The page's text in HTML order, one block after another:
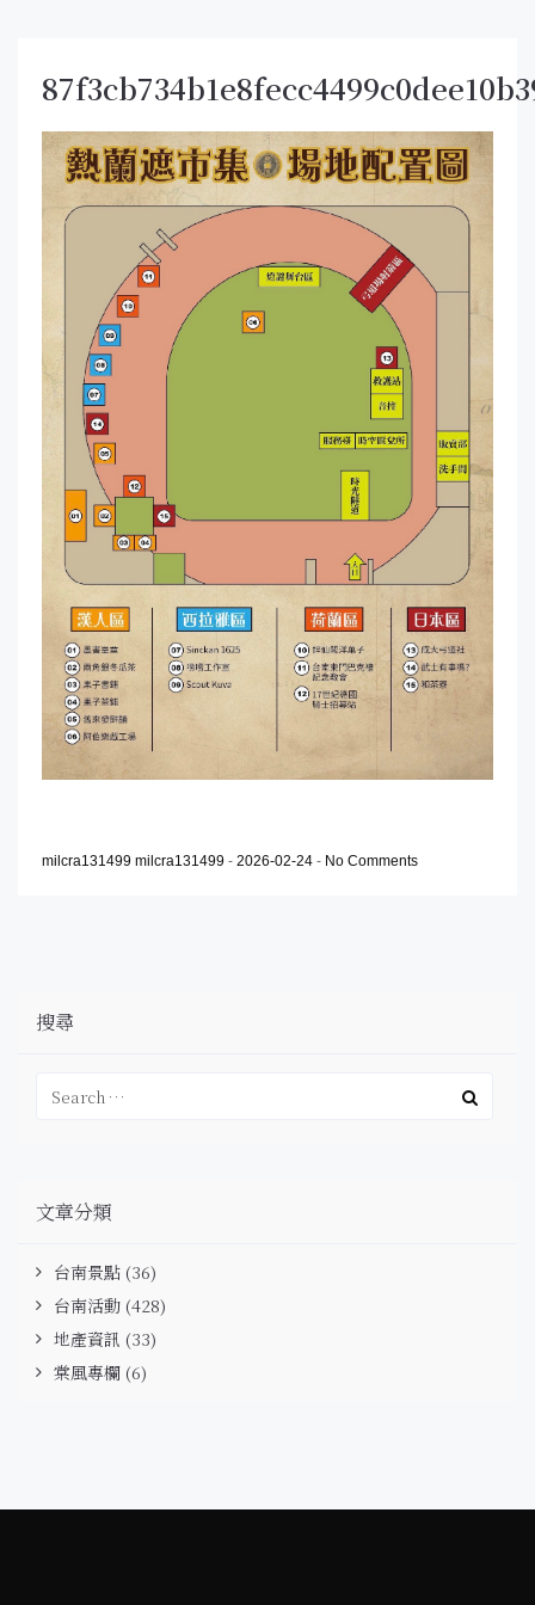
milcra131499 milcra131499 - 2026-02-24 - No Comments
搜尋
文章分類
台南景點 (36)
台南活動 (428)
地產資訊 (33)
棠風專欄 (6)